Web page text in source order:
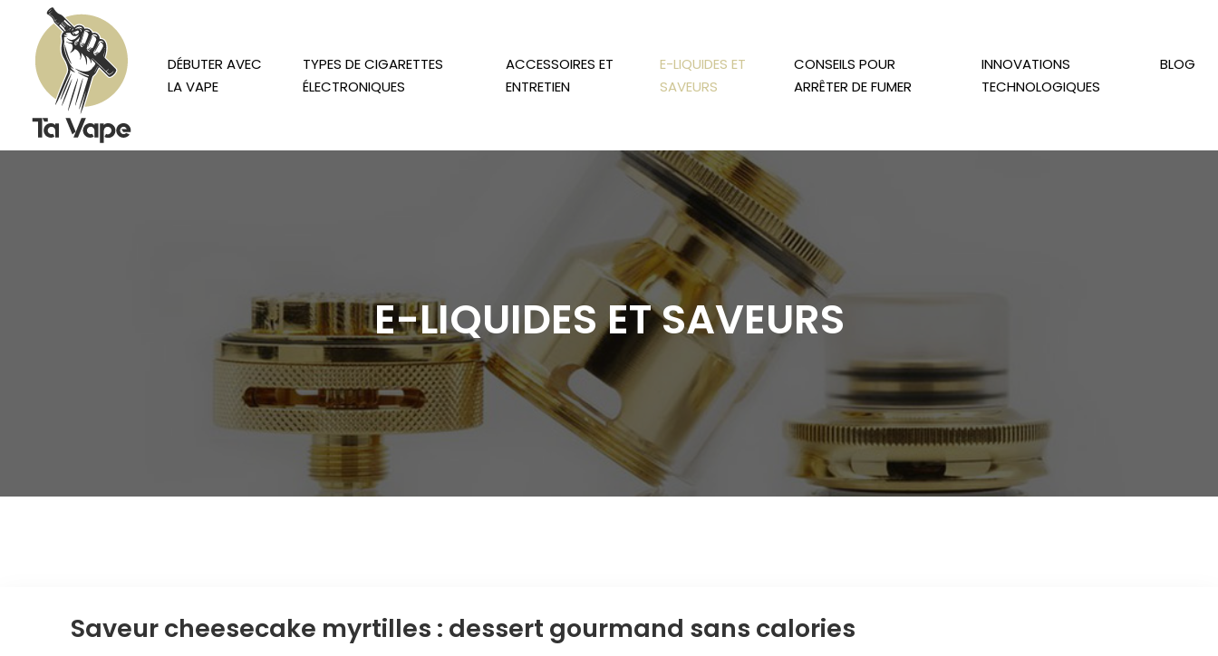
DÉBUTER AVEC
LA VAPE
TYPES DE CIGARETTES
ÉLECTRONIQUES
ACCESSOIRES ET
ENTRETIEN
E-LIQUIDES ET
SAVEURS
CONSEILS POUR
ARRÊTER DE FUMER
INNOVATIONS
TECHNOLOGIQUES
BLOG
E-LIQUIDES ET SAVEURS
Saveur cheesecake myrtilles : dessert gourmand sans calories